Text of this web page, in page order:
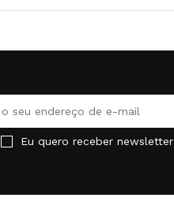
Eu quero receber newsletter